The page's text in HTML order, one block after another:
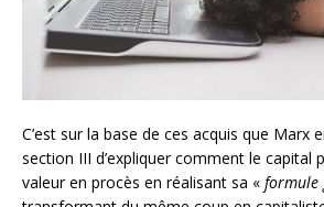
C’est sur la base de ces acquis que Marx
section III d’expliquer comment le capital
valeur en procès en réalisant sa « formule